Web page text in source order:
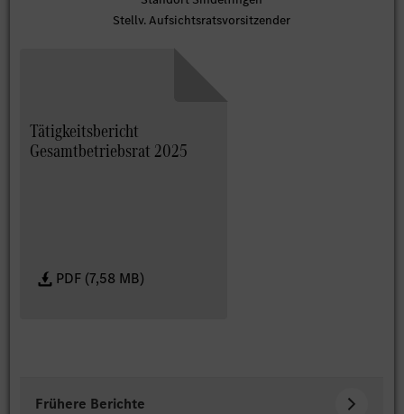
Stellv. Aufsichtsratsvorsitzender
Tätigkeitsbericht
Gesamtbetriebsrat 2025
PDF (7,58 MB)
Frühere Berichte